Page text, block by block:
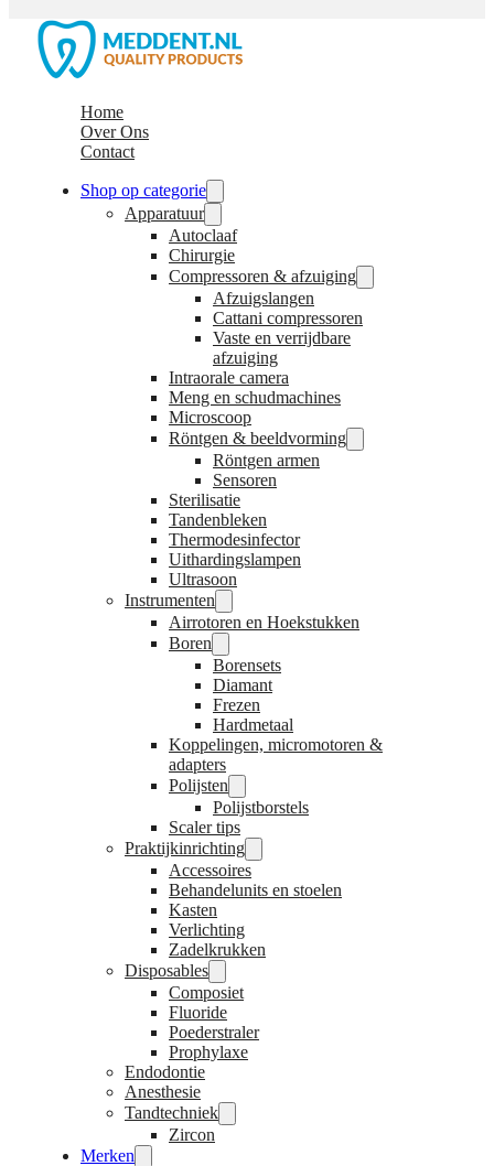
Home
Over Ons
Contact
Shop op categorie
Apparatuur
Autoclaaf
Chirurgie
Compressoren & afzuiging
Afzuigslangen
Cattani compressoren
Vaste en verrijdbare
afzuiging
Intraorale camera
Meng en schudmachines
Microscoop
Röntgen & beeldvorming
Röntgen armen
Sensoren
Sterilisatie
Tandenbleken
Thermodesinfector
Uithardingslampen
Ultrasoon
Instrumenten
Airrotoren en Hoekstukken
Boren
Borensets
Diamant
Frezen
Hardmetaal
Koppelingen, micromotoren &
adapters
Polijsten
Polijstborstels
Scaler tips
Praktijkinrichting
Accessoires
Behandelunits en stoelen
Kasten
Verlichting
Zadelkrukken
Disposables
Composiet
Fluoride
Poederstraler
Prophylaxe
Endodontie
Anesthesie
Tandtechniek
Zircon
Merken